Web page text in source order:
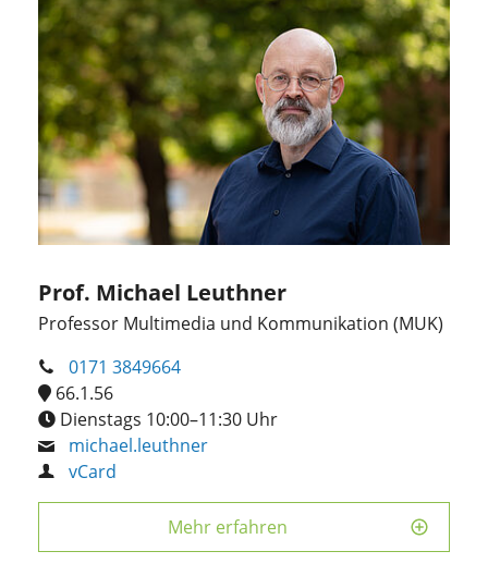
Prof. Michael Leuthner
Professor Multimedia und Kommunikation (MUK)
0171 3849664
66.1.56
Dienstags 10:00–11:30 Uhr
michael.leuthner
vCard
Mehr erfahren